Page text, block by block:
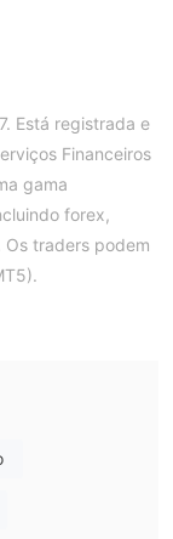
Está registrada e
Financeiros
gama
forex,
traders podem
O suporte ao